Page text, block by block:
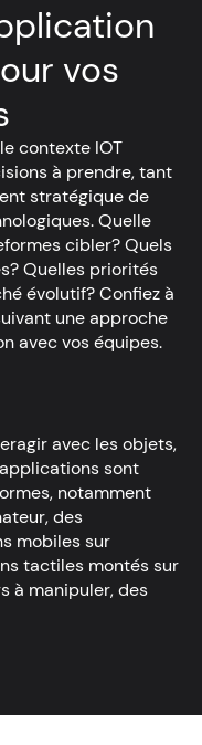
vos
contexte IOT
à prendre, tant
stratégique de
Quelle
cibler? Quels
Quelles priorités
évolutif? Confiez à
une approche
avec vos équipes.
avec les objets,
sont
notamment
des
mobiles sur
tactiles montés sur
à manipuler, des